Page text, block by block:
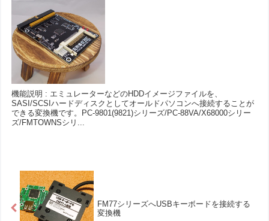
機能説明 : エミュレーターなどのHDDイメージファイルを、
SASI/SCSIハードディスクとしてオールドパソコンへ接続することが
できる変換機です。PC-9801(9821)シリーズ/PC-88VA/X68000シリー
ズ/FMTOWNSシリ...
FM77シリーズへUSBキーボードを接続する
変換機